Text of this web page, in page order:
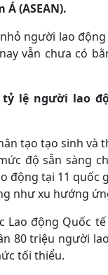
(ASEAN).
người lao
vẫn chưa có
tỷ lệ người lao
tạo tạo sinh và
độ sẵn sàng
động tại 11 quốc
như xu hướng
Lao động Quốc
80 triệu người
tối thiểu.